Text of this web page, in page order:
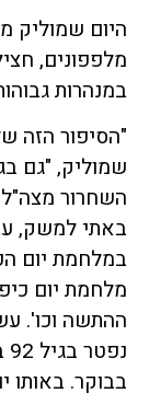
מלפפונים,
במנהרות גבוהות,
"הסיפור הזה
שמוליק, "גם
השחרור
באתי למשק,
במלחמת יום
מלחמת יום
ההתשה וכו'.
בבוקר. באותו